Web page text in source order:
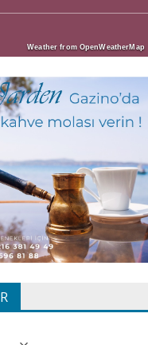
Weather from OpenWeatherMap